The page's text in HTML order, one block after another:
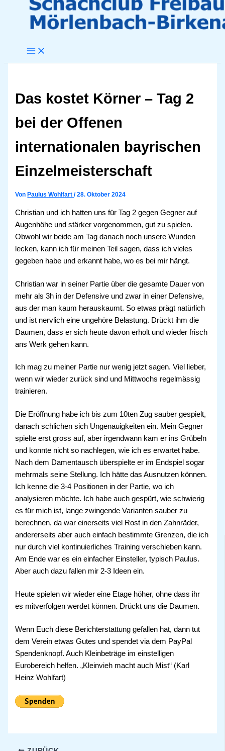
Das kostet Körner – Tag 2
bei der Offenen
internationalen bayrischen
Einzelmeisterschaft
Von Paulus Wohlfart/28. Oktober 2024
Christian und ich hatten uns für Tag 2 gegen Gegner auf
Augenhöhe und stärker vorgenommen, gut zu spielen.
Obwohl wir beide am Tag danach noch unsere Wunden
lecken, kann ich für meinen Teil sagen, dass ich vieles
gegeben habe und erkannt habe, wo es bei mir hängt.
Christian war in seiner Partie über die gesamte Dauer von
mehr als 3h in der Defensive und zwar in einer Defensive,
aus der man kaum herauskaumt. So etwas prägt natürlich
und ist nervlich eine ungehöre Belastung. Drückt ihm die
Daumen, dass er sich heute davon erholt und wieder frisch
ans Werk gehen kann.
Ich mag zu meiner Partie nur wenig jetzt sagen. Viel lieber,
wenn wir wieder zurück sind und Mittwochs regelmässig
trainieren.
Die Eröffnung habe ich bis zum 10ten Zug sauber gespielt,
danach schlichen sich Ungenauigkeiten ein. Mein Gegner
spielte erst gross auf, aber irgendwann kam er ins Grübeln
und konnte nicht so nachlegen, wie ich es erwartet habe.
Nach dem Damentausch überspielte er im Endspiel sogar
mehrmals seine Stellung. Ich hätte das Ausnutzen können.
Ich kenne die 3-4 Positionen in der Partie, wo ich
analysieren möchte. Ich habe auch gespürt, wie schwierig
es für mich ist, lange zwingende Varianten sauber zu
berechnen, da war einerseits viel Rost in den Zahnräder,
andererseits aber auch einfach bestimmte Grenzen, die ich
nur durch viel kontinuierliches Training verschieben kann.
Am Ende war es ein einfacher Einsteller, typisch Paulus.
Aber auch dazu fallen mir 2-3 Ideen ein.
Heute spielen wir wieder eine Etage höher, ohne dass ihr
es mitverfolgen werdet können. Drückt uns die Daumen.
Wenn Euch diese Berichterstattung gefallen hat, dann tut
dem Verein etwas Gutes und spendet via dem PayPal
Spendenknopf. Auch Kleinbeträge im einstelligen
Eurobereich helfen. „Kleinvieh macht auch Mist“ (Karl
Heinz Wohlfart)